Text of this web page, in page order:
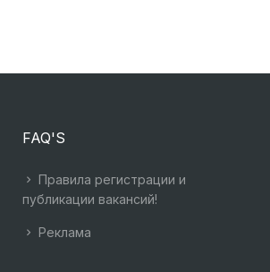
FAQ'S
Правила регистрации и
публикации вакансий!
Реклама